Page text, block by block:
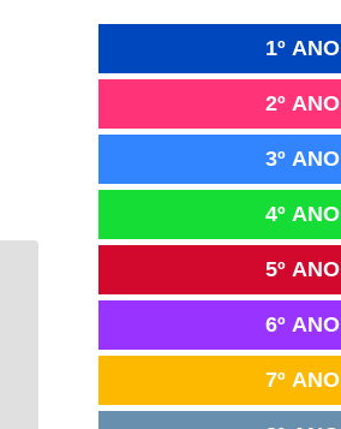
1º ANO
2º ANO
3º ANO
4º ANO
5º ANO
6º ANO
7º ANO